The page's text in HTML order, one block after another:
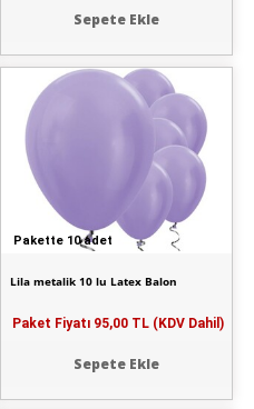
Sepete Ekle
Pakette 10 adet
Lila metalik 10 lu Latex Balon
Paket Fiyatı 95,00 TL (KDV Dahil)
Sepete Ekle